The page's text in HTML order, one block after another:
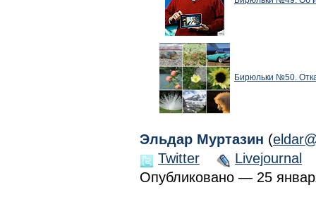
Бирюльки №50.
Эльдар Муртазин (
Twitter
Livejournal
Опубликовано — 25